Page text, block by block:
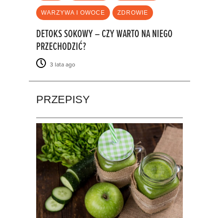
WARZYWA I OWOCE ZDROWIE
DETOKS SOKOWY – CZY WARTO NA NIEGO
PRZECHODZIĆ?
3 lata ago
PRZEPISY